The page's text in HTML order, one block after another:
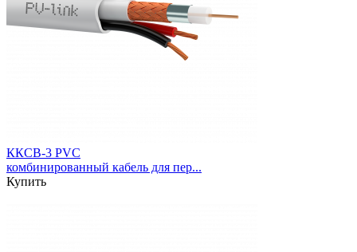
ККСВ-3 PVC
комбинированный кабель для пер...
Купить